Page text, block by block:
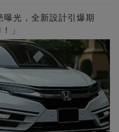
曝光，全新設計引爆期
」